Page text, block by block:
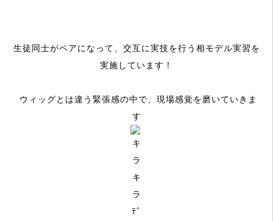
生徒同士がペアになって、 交互に実技を行う相モデル実習を
実施しています！
ウィッグとは違う緊張感の中で、現場感覚を磨いていきま
す